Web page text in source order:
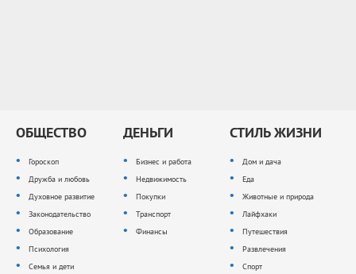
ОБЩЕСТВО
Гороскоп
Дружба и любовь
Духовное развитие
Законодательство
Образование
Психология
Семья и дети
ДЕНЬГИ
Бизнес и работа
Недвижимость
Покупки
Транспорт
Финансы
СТИЛЬ ЖИЗНИ
Дом и дача
Еда
Животные и природа
Лайфхаки
Путешествия
Развлечения
Спорт